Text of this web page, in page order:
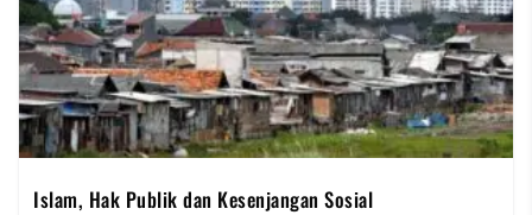
Islam, Hak Publik dan Kesenjangan Sosial